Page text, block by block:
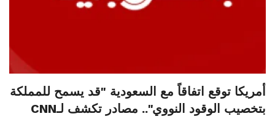
أمريكا توقع اتفاقاً مع السعودية "قد يسمح للمملكة
بتخصيب الوقود النووي".. مصادر تكشف لـCNN